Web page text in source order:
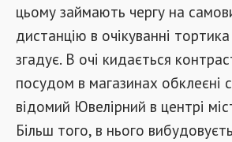
цьому займають чергу на
дистанцію в очікуванні тортика
згадує. В очі кидається
посудом в магазинах обклеєні
відомий Ювелірний в центрі
Більш того, в нього